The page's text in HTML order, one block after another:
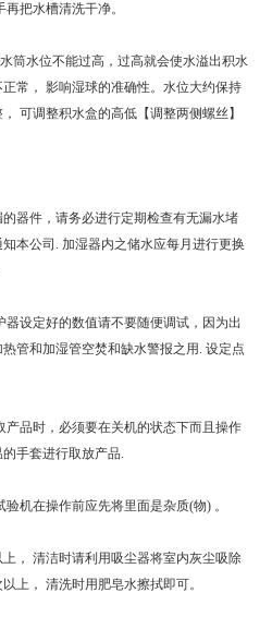
把水槽清洗干净。
水位不能过高，过高就会使水溢出积水
常， 影响湿球的准确性。水位大约保持
可调整积水盒的高低【调整两侧螺丝】
件，请务必进行定期检查有无漏水堵
本公司. 加湿器内之储水应每月进行更换
设定好的数值请不要随便调试，因为出
管和加湿管空焚和缺水警报之用. 设定点
品时，必须要在关机的状态下而且操作
手套进行取放产品.
机在操作前应先将里面是杂质(物) 。
清洁时请利用吸尘器将室内灰尘吸除
上， 清洗时用肥皂水擦拭即可。